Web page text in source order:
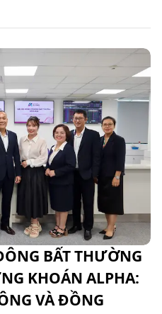
BẤT THƯỜNG
KHOÁN ALPHA:
VÀ ĐỒNG